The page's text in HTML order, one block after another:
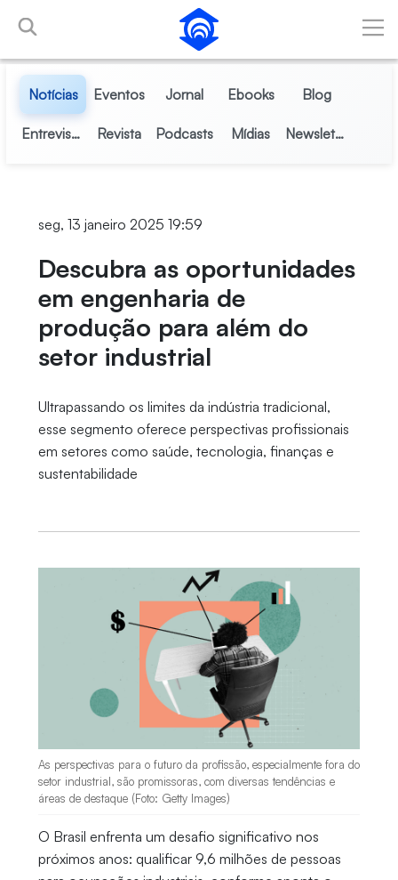
Pular para o Conteúdo principal
Notícias Eventos Jornal Ebooks Blog
Entrevistas Revista Podcasts Mídias Newsletter
seg, 13 janeiro 2025 19:59
Descubra as oportunidades
em engenharia de
produção para além do
setor industrial
Ultrapassando os limites da indústria tradicional,
esse segmento oferece perspectivas profissionais
em setores como saúde, tecnologia, finanças e
sustentabilidade
As perspectivas para o futuro da profissão, especialmente fora do
setor industrial, são promissoras, com diversas tendências e
áreas de destaque (Foto: Getty Images)
O Brasil enfrenta um desafio significativo nos
próximos anos: qualificar 9,6 milhões de pessoas